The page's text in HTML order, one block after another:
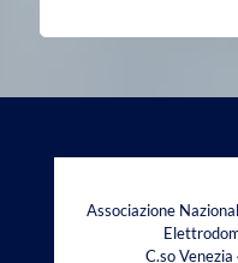
Associazione
C.so